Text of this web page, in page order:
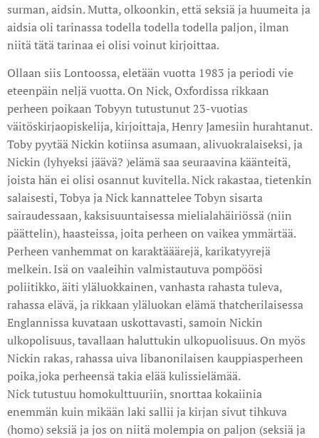
surman, aidsin. Mutta, olkoonkin, että seksiä ja huumeita ja
aidsia oli tarinassa todella todella todella paljon, ilman
niitä tätä tarinaa ei olisi voinut kirjoittaa.
Ollaan siis Lontoossa, eletään vuotta 1983 ja periodi vie
eteenpäin neljä vuotta. On Nick, Oxfordissa rikkaan
perheen poikaan Tobyyn tutustunut 23-vuotias
väitöskirjaopiskelija, kirjoittaja, Henry Jamesiin hurahtanut.
Toby pyytää Nickin kotiinsa asumaan, alivuokralaiseksi, ja
Nickin (lyhyeksi jäävä? )elämä saa seuraavina käänteitä,
joista hän ei olisi osannut kuvitella. Nick rakastaa, tietenkin
salaisesti, Tobya ja Nick kannattelee Tobyn sisarta
sairaudessaan, kaksisuuntaisessa mielialahäiriössä (niin
päättelin), haasteissa, joita perheen on vaikea ymmärtää.
Perheen vanhemmat on karaktääärejä, karikatyyrejä
melkein. Isä on vaaleihin valmistautuva pompöösi
poliitikko, äiti yläluokkainen, vanhasta rahasta tuleva,
rahassa elävä, ja rikkaan yläluokan elämä thatcherilaisessa
Englannissa kuvataan uskottavasti, samoin Nickin
ulkopolisuus, tavallaan haluttukin ulkopuolisuus. On myös
Nickin rakas, rahassa uiva libanonilaisen kauppiasperheen
poika,joka perheensä takia elää kulissielämää.
Nick tutustuu homokulttuuriin, snorttaa kokaiinia
enemmän kuin mikään laki sallii ja kirjan sivut tihkuva
(homo) seksiä ja jos on niitä molempia on paljon (seksiä ja